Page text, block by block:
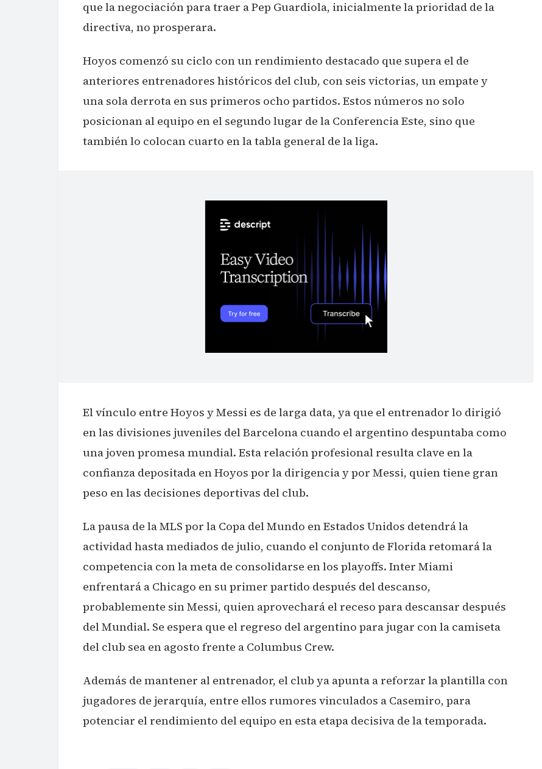
que la negociación para traer a Pep Guardiola, inicialmente la prioridad de la
directiva, no prosperara.
Hoyos comenzó su ciclo con un rendimiento destacado que supera el de
anteriores entrenadores históricos del club, con seis victorias, un empate y
una sola derrota en sus primeros ocho partidos. Estos números no solo
posicionan al equipo en el segundo lugar de la Conferencia Este, sino que
también lo colocan cuarto en la tabla general de la liga.
El vínculo entre Hoyos y Messi es de larga data, ya que el entrenador lo dirigió
en las divisiones juveniles del Barcelona cuando el argentino despuntaba como
una joven promesa mundial. Esta relación profesional resulta clave en la
confianza depositada en Hoyos por la dirigencia y por Messi, quien tiene gran
peso en las decisiones deportivas del club.
La pausa de la MLS por la Copa del Mundo en Estados Unidos detendrá la
actividad hasta mediados de julio, cuando el conjunto de Florida retomará la
competencia con la meta de consolidarse en los playoffs. Inter Miami
enfrentará a Chicago en su primer partido después del descanso,
probablemente sin Messi, quien aprovechará el receso para descansar después
del Mundial. Se espera que el regreso del argentino para jugar con la camiseta
del club sea en agosto frente a Columbus Crew.
Además de mantener al entrenador, el club ya apunta a reforzar la plantilla con
jugadores de jerarquía, entre ellos rumores vinculados a Casemiro, para
potenciar el rendimiento del equipo en esta etapa decisiva de la temporada.